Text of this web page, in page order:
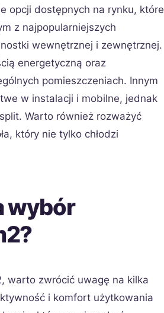
opcji dostępnych na rynku, które
z najpopularniejszych
wewnętrznej i zewnętrznej.
energetyczną oraz
pomieszczeniach. Innym
w instalacji i mobilne, jednak
Warto również rozważyć
który nie tylko chłodzi
wybór
warto zwrócić uwagę na kilka
i komfort użytkowania